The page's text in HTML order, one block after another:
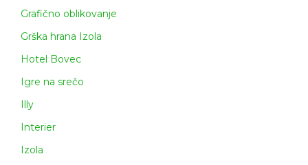
Grafično oblikovanje
Grška hrana Izola
Hotel Bovec
Igre na srečo
Illy
Interier
Izola